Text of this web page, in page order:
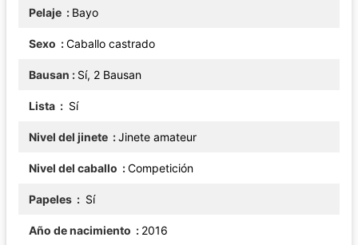
Pelaje Bayo
Sexo Caballo castrado
Bausan Sí, 2 Bausan
Lista Sí
Nivel del jinete Jinete amateur
Nivel del caballo Competición
Papeles Sí
Año de nacimiento 2016